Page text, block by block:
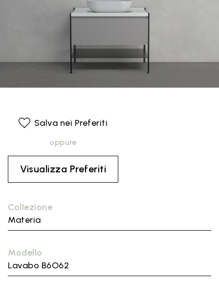
Collezione
Materia
Modello
Lavabo B6O62
Salva nei Preferiti
oppure
Visualizza Preferiti